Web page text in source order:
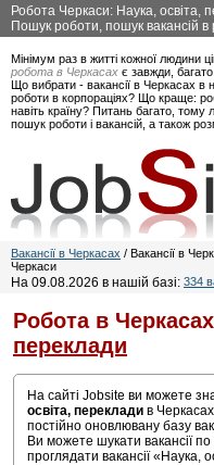
Робота Черкаси: Наука, освіта,
Пошук роботи, пошук вакансій в
Мінімум раз в житті кожної людини
робота в Черкасах є завжди,
Що вибрати - вакансії в Черкасах
роботи в корпораціях? Що краще:
навіть країну? Питань багато,
пошук роботи і вакансій, а також
Вакансії в Черкасах / Вакансії в
Черкаси
На 09.08.2026 в нашій базі: 334
Робота в
переклади
На сайті Jobsite ви можете
освіта, переклади в
постійно оновлювану базу
Ви можете шукати вакансії
проглядати вакансії «Наука,